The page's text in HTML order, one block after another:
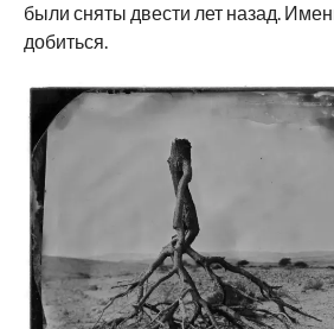
были сняты двести лет назад.
добиться.